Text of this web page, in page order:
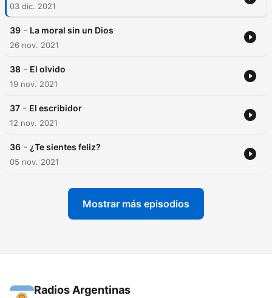
03 dic. 2021
39 - La moral sin un Dios
26 nov. 2021
38 - El olvido
19 nov. 2021
37 - El escribidor
12 nov. 2021
36 - ¿Te sientes feliz?
05 nov. 2021
Mostrar más episodios
Radios Argentinas